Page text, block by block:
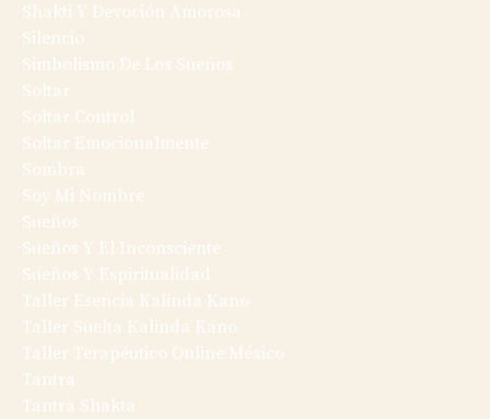
Shakti Y Devoción Amorosa
Silencio
Simbolismo De Los Sueños
Soltar
Soltar Control
Soltar Emocionalmente
Sombra
Soy Mi Nombre
Sueños
Sueños Y El Inconsciente
Sueños Y Espiritualidad
Taller Esencia Kalinda Kano
Taller Suelta Kalinda Kano
Taller Terapéutico Online México
Tantra
Tantra Shakta